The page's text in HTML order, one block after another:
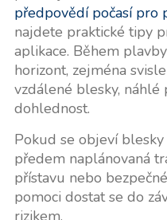
předpovědí počasí pro
najdete praktické tipy
aplikace. Během
horizont, zejména
vzdálené blesky,
dohlednost.
Pokud se objeví
předem naplánovaná
přístavu nebo
pomoci dostat se do
rizikem.